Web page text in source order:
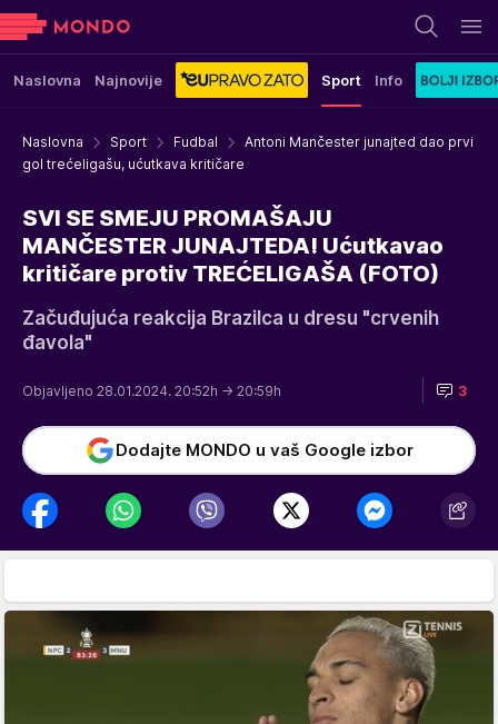
Naslovna Najnovije Sport Info
Naslovna Sport Fudbal
Antoni Mančester junajted dao prvi
gol trećeligašu, ućutkava kritičare
SVI SE SMEJU PROMAŠAJU
MANČESTER JUNAJTEDA! Ućutkavao
kritičare protiv TREĆELIGAŠA (FOTO)
Začuđujuća reakcija Brazilca u dresu "crvenih
đavola"
Objavljeno 28.01.2024. 20:52h → 20:59h 3
Dodajte MONDO u vaš Google izbor